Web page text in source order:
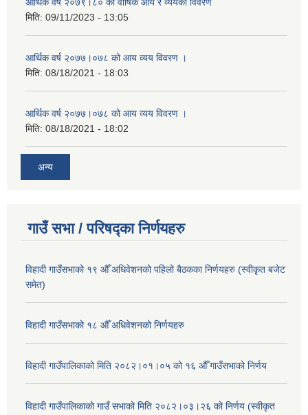
मिति: 09/11/2023 - 13:05
आर्थिक वर्ष २०७७।०७८ को आय व्यय विवरण ।
मिति: 08/18/2021 - 18:03
आर्थिक वर्ष २०७७।०७८ को आय व्यय विवरण ।
मिति: 08/18/2021 - 18:02
अन्य
गाउँ सभा / परिषद्का निर्णयहरु
विहादी गाउँसभाको १९ औँ अधिवेशनको पहिलो बैठकका निर्णयहरु (स्वीकृत बजेट
समेत)
विहादी गाउँसभाको १८ औँ अधिवेशनको निर्णयहरु
विहादी गाउँपालिकाको मिति २०८२।०१।०५ को १६ औँ गाउँसभाको निर्णय
विहादी गाउँपालिकाको गाउँ सभाको मिति २०८२।०३।२६ को निर्णय (स्वीकृत